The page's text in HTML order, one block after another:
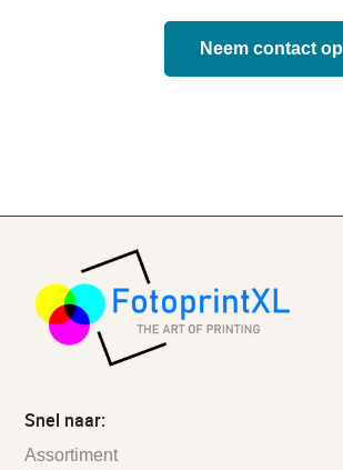
Neem contact op
Snel naar:
Assortiment